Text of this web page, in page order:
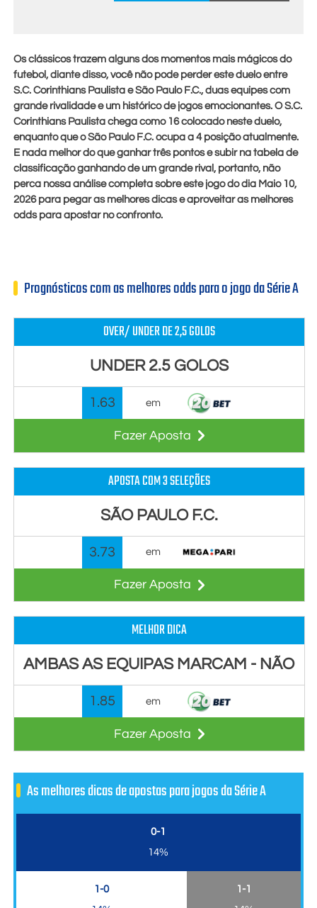
Os clássicos trazem alguns dos momentos mais mágicos do
futebol, diante disso, você não pode perder este duelo entre
S.C. Corinthians Paulista e São Paulo F.C., duas equipes com
grande rivalidade e um histórico de jogos emocionantes. O S.C.
Corinthians Paulista chega como 16 colocado neste duelo,
enquanto que o São Paulo F.C. ocupa a 4 posição atualmente.
E nada melhor do que ganhar três pontos e subir na tabela de
classificação ganhando de um grande rival, portanto, não
perca nossa análise completa sobre este jogo do dia Maio 10,
2026para pegar as melhores dicas e aproveitar as melhores
odds para apostar no confronto.
Prognósticos com as melhores odds para o jogo da Série A
OVER/ UNDER DE 2,5 GOLOS
UNDER 2.5 GOLOS
1.63 em
Fazer Aposta
APOSTA COM 3 SELEÇÕES
SÃO PAULO F.C.
3.73 em
Fazer Aposta
MELHOR DICA
AMBAS AS EQUIPAS MARCAM - NÃO
1.85 em
Fazer Aposta
As melhores dicas de apostas para jogos da Série A
0-1
14%
1-0
1-1